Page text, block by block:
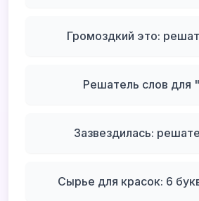
Громоздкий это:
Решатель слов для
Зазвездилась:
Сырье для красок: 6